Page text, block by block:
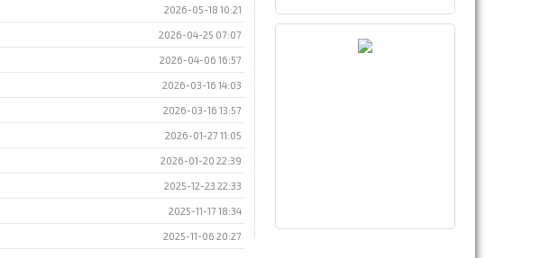
2026-05-18 10:21
2026-04-25 07:07
2026-04-06 16:57
2026-03-16 14:03
2026-03-16 13:57
2026-01-27 11:05
2026-01-20 22:39
2025-12-23 22:33
2025-11-17 18:34
2025-11-06 20:27